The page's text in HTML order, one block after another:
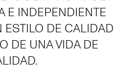
E INDEPENDIENTE
ESTILO DE CALIDAD
DE UNA VIDA DE